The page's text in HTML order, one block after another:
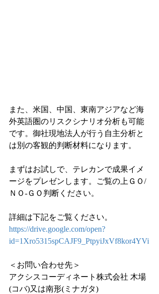
また、米国、中国、東南アジアなど海
外英語圏のリスクシナリオ分析も可能
です。御社現地法人が行う自主分析と
は別の客観的判断材料になります。
まずはお試しで、テレカンで成果イメ
ージをプレゼンします。ご覧の上ＧＯ/
ＮＯ-ＧＯ判断ください。
詳細は下記をご覧ください。
https://drive.google.com/open?
id=1Xro5315spCAJF9_PtpyiJxVf8kor4YVi
＜お問い合わせ先＞
アクシスコーディネート株式会社 木場
(コバ)又は南形(ミナガタ)